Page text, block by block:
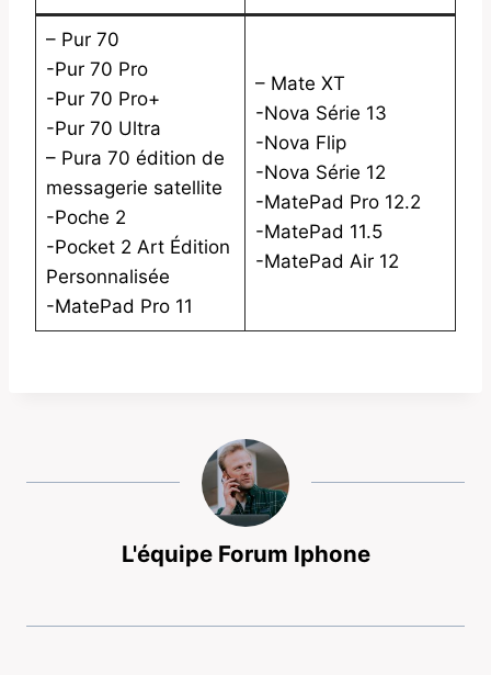
– Pur 70
-Pur 70 Pro
-Pur 70 Pro+
-Pur 70 Ultra
– Pura 70 édition de
messagerie satellite
-Poche 2
-Pocket 2 Art Édition
Personnalisée
-MatePad Pro 11
– Mate XT
-Nova Série 13
-Nova Flip
-Nova Série 12
-MatePad Pro 12.2
-MatePad 11.5
-MatePad Air 12
L'équipe Forum Iphone